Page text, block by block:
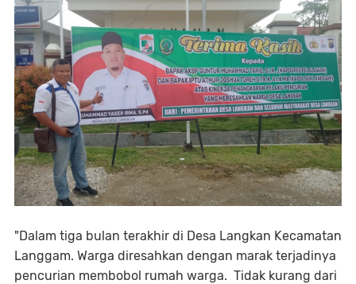
"Dalam tiga bulan terakhir di Desa Langkan Kecamatan
Langgam. Warga diresahkan dengan marak terjadinya
pencurian membobol rumah warga. Tidak kurang dari